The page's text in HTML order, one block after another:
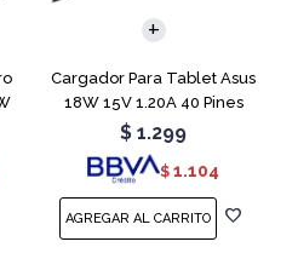
Cargador Para Tablet Asus
18W 15V 1.20A 40 Pines
$ 1.299
$ 1.104